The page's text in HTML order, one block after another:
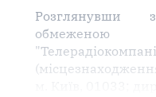
Розглянувши
обмеженою